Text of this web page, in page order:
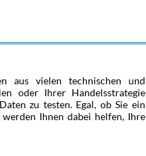
aus vielen technischen und
oder Ihrer Handelsstrategie
zu testen. Egal, ob Sie ein
Ihnen dabei helfen, Ihre